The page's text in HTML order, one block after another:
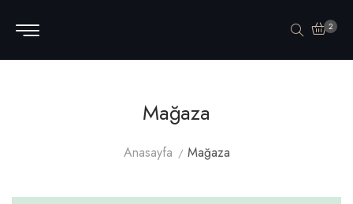
2
Mağaza
Anasayfa Mağaza